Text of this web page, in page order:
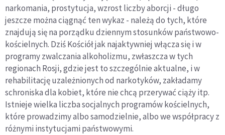
narkomania, prostytucja, wzrost liczby aborcji - długo
jeszcze można ciągnąć ten wykaz - należą do tych, które
znajdują się na porządku dziennym stosunków państwowo-
kościelnych. Dziś Kościół jak najaktywniej włącza się i w
programy zwalczania alkoholizmu, zwłaszcza w tych
regionach Rosji, gdzie jest to szczególnie aktualne, i w
rehabilitację uzależnionych od narkotyków, zakładamy
schroniska dla kobiet, które nie chcą przerywać ciąży itp.
Istnieje wielka liczba socjalnych programów kościelnych,
które prowadzimy albo samodzielnie, albo we współpracy z
różnymi instytucjami państwowymi.